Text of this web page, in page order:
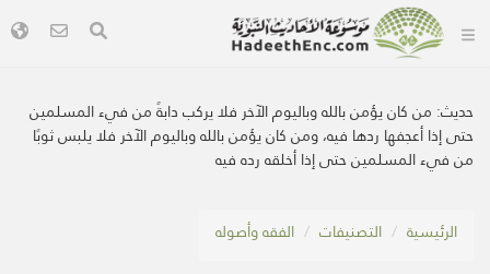
حديث: من كان يؤمن بالله وباليوم الآخر فلا يركب دابةً من فيء المسلمين
حتى إذا أعجفها ردها فيه، ومن كان يؤمن بالله وباليوم الآخر فلا يلبس ثوبًا
من فيء المسلمين حتى إذا أخلقه رده فيه
الرئيسية التصنيفات الفقه وأصوله